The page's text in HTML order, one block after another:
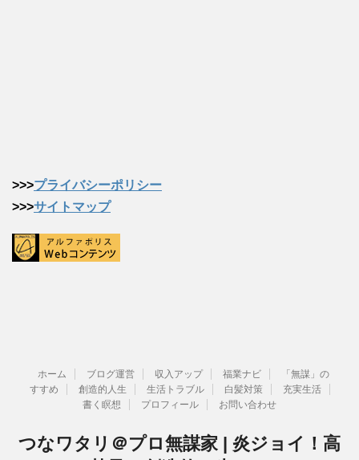
>>>プライバシーポリシー
>>>サイトマップ
ホーム ブログ運営 収入アップ 福業ナビ
「無謀」の
すすめ
創造的人生 生活トラブル 白髪対策
充実生活
書く瞑想
プロフィール お問い合わせ
つなワタリ＠プロ無謀家 | 炎ジョイ！高